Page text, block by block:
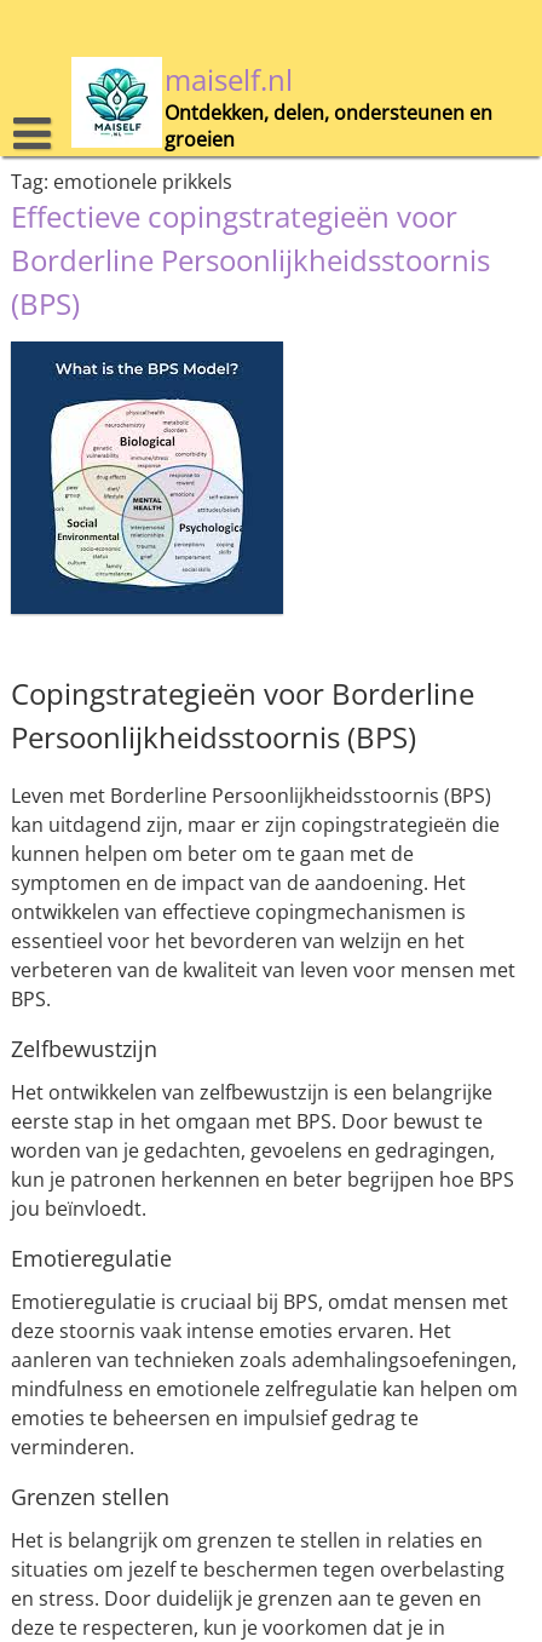
maiself.nl
Ontdekken, delen, ondersteunen en
groeien
Tag: emotionele prikkels
Effectieve copingstrategieën voor
Borderline Persoonlijkheidsstoornis
(BPS)
Copingstrategieën voor Borderline
Persoonlijkheidsstoornis (BPS)
Leven met Borderline Persoonlijkheidsstoornis (BPS)
kan uitdagend zijn, maar er zijn copingstrategieën die
kunnen helpen om beter om te gaan met de
symptomen en de impact van de aandoening. Het
ontwikkelen van effectieve copingmechanismen is
essentieel voor het bevorderen van welzijn en het
verbeteren van de kwaliteit van leven voor mensen met
BPS.
Zelfbewustzijn
Het ontwikkelen van zelfbewustzijn is een belangrijke
eerste stap in het omgaan met BPS. Door bewust te
worden van je gedachten, gevoelens en gedragingen,
kun je patronen herkennen en beter begrijpen hoe BPS
jou beïnvloedt.
Emotieregulatie
Emotieregulatie is cruciaal bij BPS, omdat mensen met
deze stoornis vaak intense emoties ervaren. Het
aanleren van technieken zoals ademhalingsoefeningen,
mindfulness en emotionele zelfregulatie kan helpen om
emoties te beheersen en impulsief gedrag te
verminderen.
Grenzen stellen
Het is belangrijk om grenzen te stellen in relaties en
situaties om jezelf te beschermen tegen overbelasting
en stress. Door duidelijk je grenzen aan te geven en
deze te respecteren, kun je voorkomen dat je in